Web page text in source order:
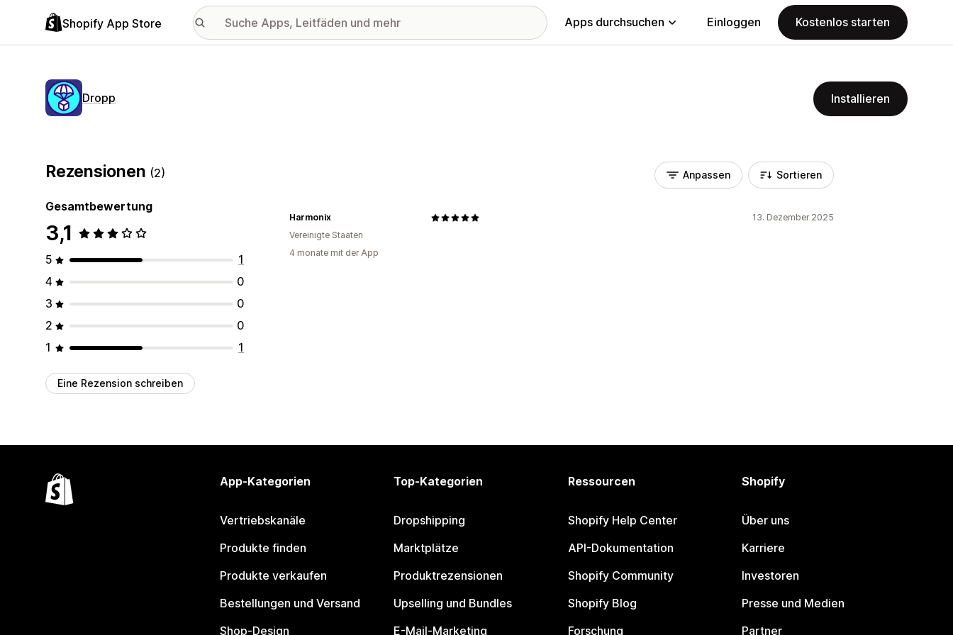
Shopify App Store Apps durchsuchen Einloggen Kostenlos starten
Dropp Installieren
Rezensionen (2)
Gesamtbewertung
3,1
5
1
4
0
3
0
2
0
1
1
Eine Rezension schreiben
Anpassen Sortieren
13. Dezember 2025
Harmonix
Vereinigte Staaten
4 monate mit der App
App-Kategorien
Vertriebskanäle
Produkte finden
Produkte verkaufen
Bestellungen und Versand
Shop-Design
Top-Kategorien
Dropshipping
Marktplätze
Produktrezensionen
Upselling und Bundles
E-Mail-Marketing
Ressourcen
Shopify Help Center
API-Dokumentation
Shopify Community
Shopify Blog
Forschung
Shopify
Über uns
Karriere
Investoren
Presse und Medien
Partner